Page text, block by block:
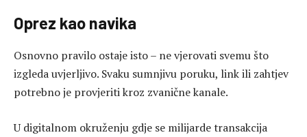
Oprez kao navika
Osnovno pravilo ostaje isto – ne vjerovati svemu što
izgleda uvjerljivo. Svaku sumnjivu poruku, link ili zahtjev
potrebno je provjeriti kroz zvanične kanale.
U digitalnom okruženju gdje se milijarde transakcija